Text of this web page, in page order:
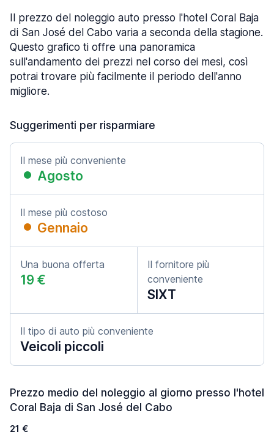
Il prezzo del noleggio auto presso l'hotel Coral Baja
di San José del Cabo varia a seconda della stagione.
Questo grafico ti offre una panoramica
sull'andamento dei prezzi nel corso dei mesi, così
potrai trovare più facilmente il periodo dell'anno
migliore.
Suggerimenti per risparmiare
Il mese più conveniente
Agosto
Il mese più costoso
Gennaio
Una buona offerta
19 €
Il fornitore più
conveniente
SIXT
Il tipo di auto più conveniente
Veicoli piccoli
Prezzo medio del noleggio al giorno presso l'hotel
Coral Baja di San José del Cabo
21 €